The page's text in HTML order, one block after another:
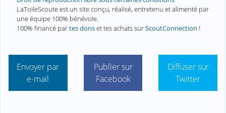
LaToileScoute est un site conçu, réalisé, entretenu et alimenté par
une équipe 100% bénévole.
100% financé partes donset tes achats surScoutConnection !
Envoyer par
e-mail
Publier sur
Facebook
Diffuser sur
Twitter